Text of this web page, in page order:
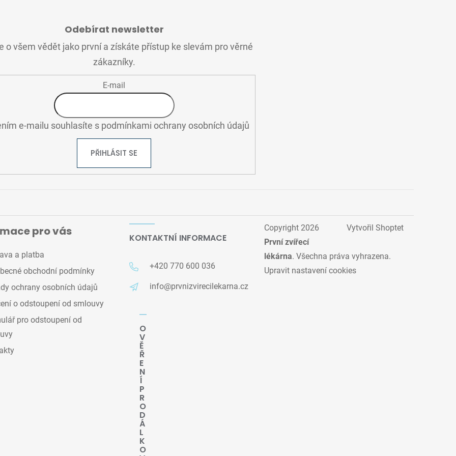
Odebírat newsletter
o všem vědět jako první a získáte přístup ke slevám pro věrné
zákazníky.
E-mail
e-mailu souhlasíte s podmínkami ochrany osobních údajů
PŘIHLÁSIT SE
pro vás
a platba
obchodní podmínky
ochrany osobních údajů
o odstoupení od smlouvy
pro odstoupení od
KONTAKTNÍ INFORMACE
+420 770 600 036
info@prvnizvirecilekarna.cz
O
V
Ě
Ř
E
N
Í
P
R
O
D
Á
L
K
O
Vytvořil Shoptet
Copyright 2026
První zvířecí
lékárna. Všechna práva vyhrazena.
Upravit nastavení cookies